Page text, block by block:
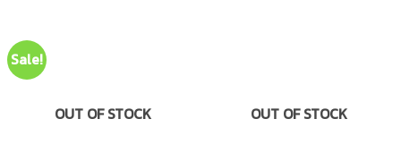
Sale!
OUT OF STOCK OUT OF STOCK